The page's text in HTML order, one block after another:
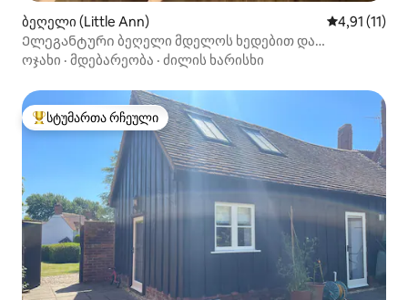
ბეღელი (Little Ann) საშუალო
4,91 (11)
Ელეგანტური ბეღელი მდელოს ხედებით და
ბრუკსაიდ-გარდენი
ოჯახი · მდებარეობა · ძილის ხარისხი
სტუმართა რჩეული მოწინავე ვარიანტი
სტუმართა რჩეული